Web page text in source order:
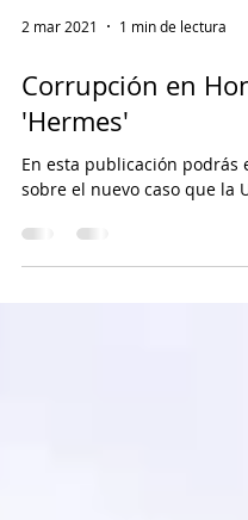
2 mar 2021 1 min de lectura
Corrupción en
'Hermes'
En esta publicación podrás